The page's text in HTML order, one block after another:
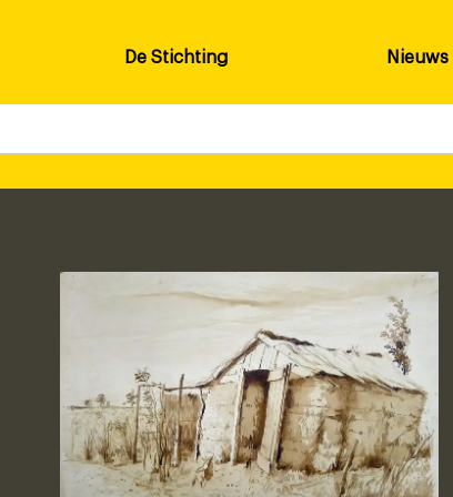
De Stichting Nieuws